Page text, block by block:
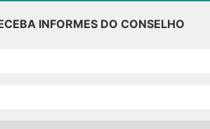
INFORMES DO CONSELHO